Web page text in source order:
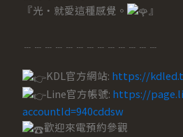
『光‧就愛這種感覺。
』
﹍﹍﹍﹍﹍﹍﹍﹍﹍﹍﹍﹍﹍
KDL官方網站: https://
Line官方帳號: https://
accountId=940cddsw
歡迎來電預約參觀